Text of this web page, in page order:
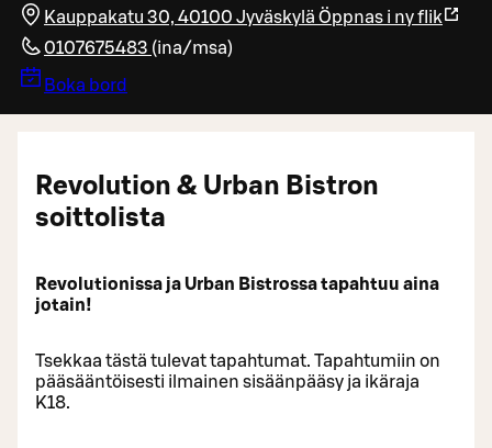
Kauppakatu 30, 40100 Jyväskylä Öppnas i ny flik
0107675483 (ina/msa)
Boka bord
Revolution & Urban Bistron
soittolista
Revolutionissa ja Urban Bistrossa tapahtuu aina
jotain!
Tsekkaa tästä tulevat tapahtumat. Tapahtumiin on
pääsääntöisesti ilmainen sisäänpääsy ja ikäraja
K18.